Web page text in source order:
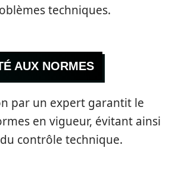
techniques.
AUX NORMES
par un expert garantit le
en vigueur, évitant ainsi
contrôle technique.